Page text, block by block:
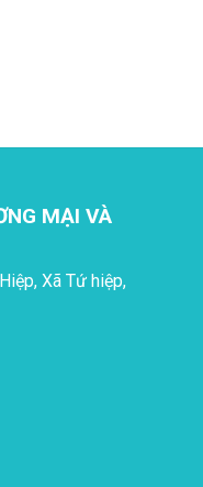
MẠI VÀ
Xã Tứ hiệp,